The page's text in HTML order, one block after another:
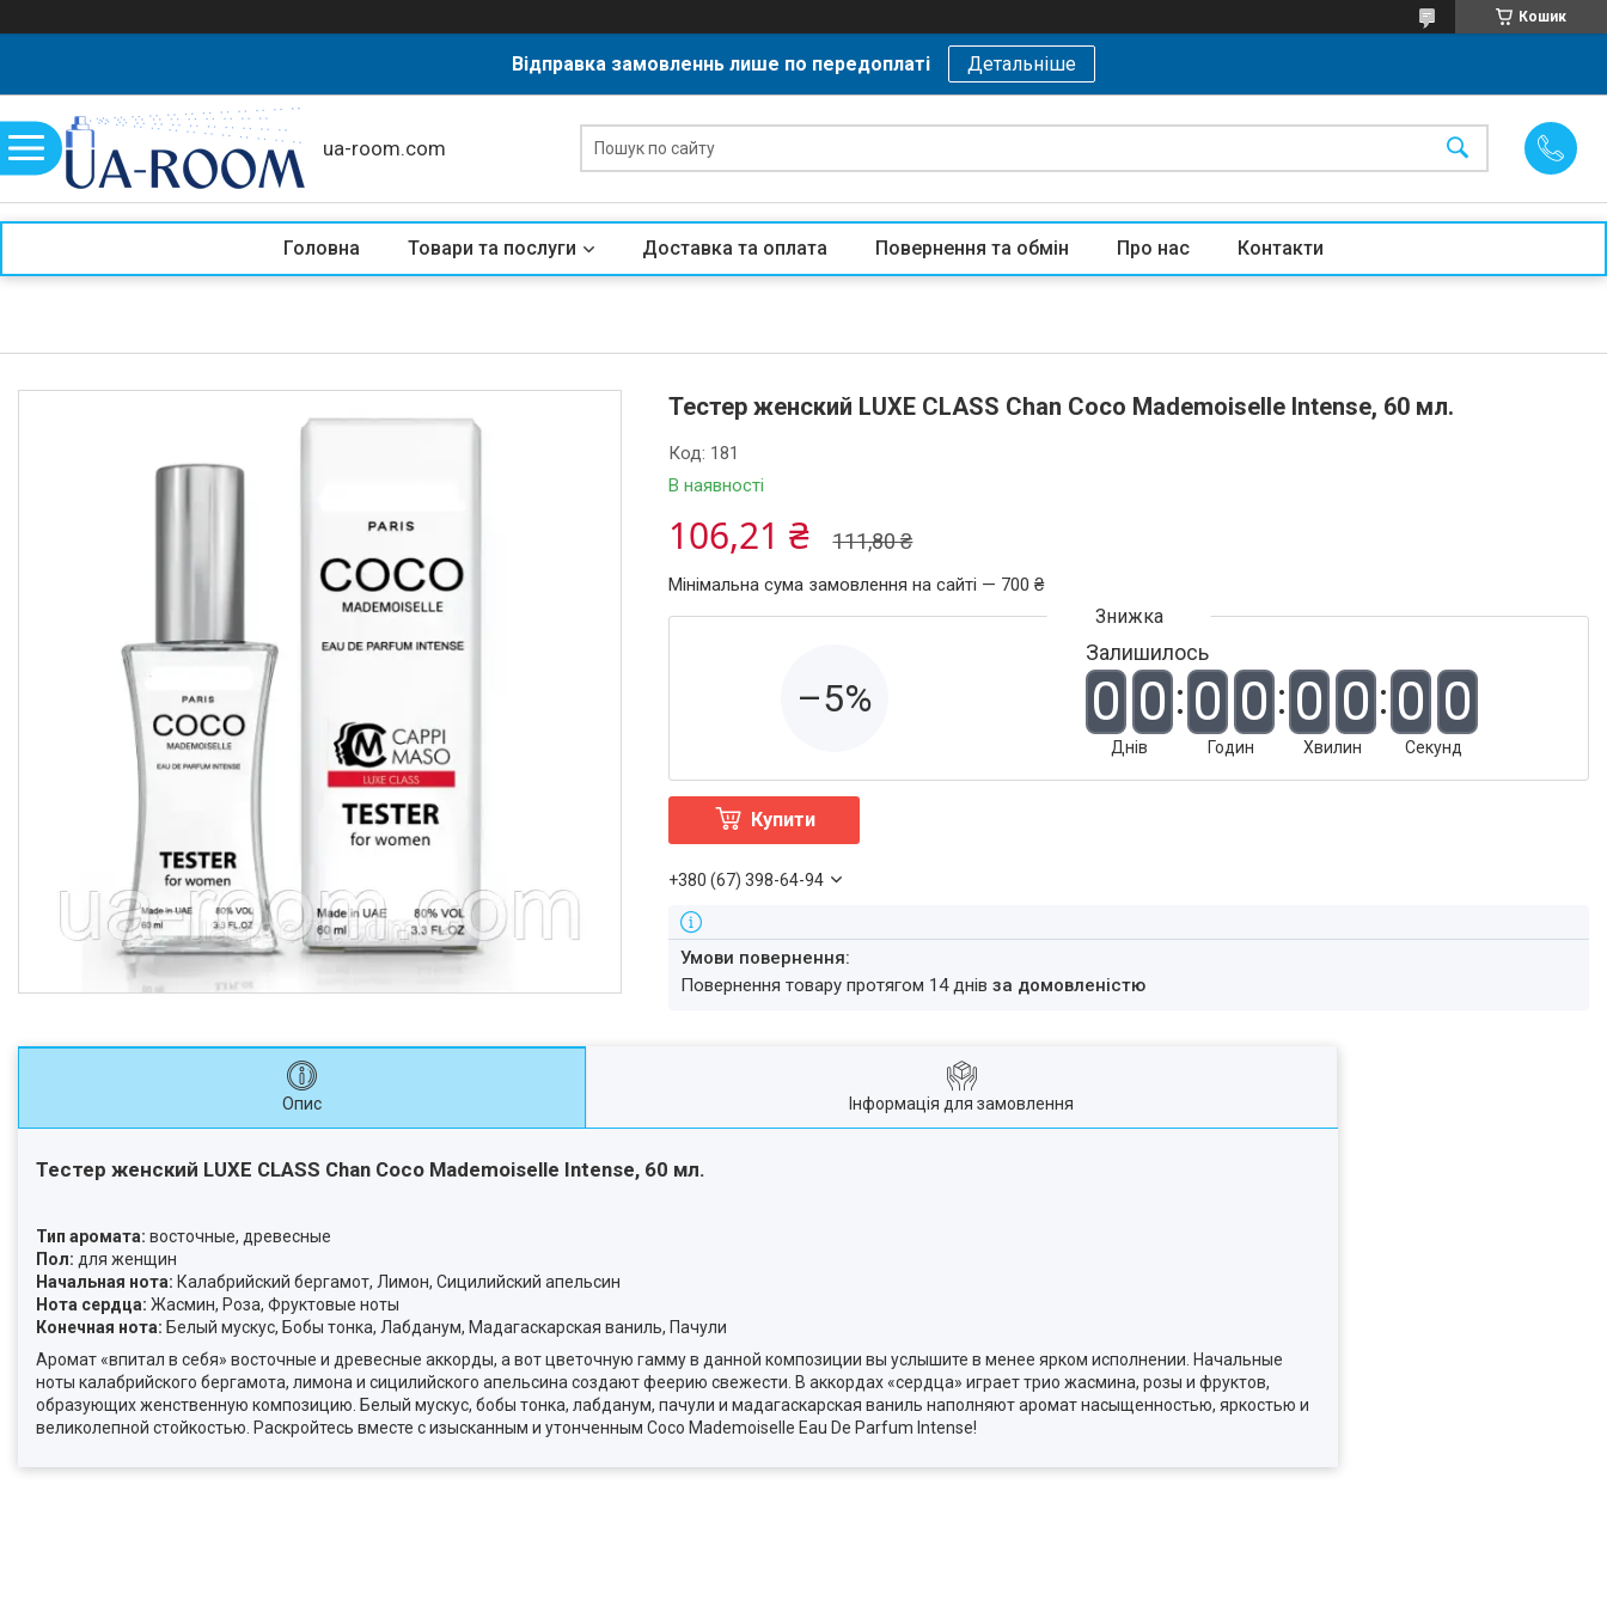
Кошик
Відправка замовленнь лише по передоплаті Детальніше
ua-room.com
Головна Товари та послуги Доставка та оплата Повернення та обмін Про нас Контакти
Тестер женский LUXE CLASS Chan Coco Mademoiselle Intense, 60 мл.
В наявності
Код: 181
111,80 ₴
106,21 ₴
Мінімальна сума замовлення на сайті — 700 ₴
–5%
Залишилось
0 0
Днів
0 0
Годин
0 0
Хвилин
0 0
Секунд
Купити
+380 (67) 398-64-94
повернення товару протягом 14 днівза домовленістю
Опис Інформація для замовлення
Тестер женский LUXE CLASS Chan Coco Mademoiselle Intense, 60 мл.
Тип аромата: восточные, древесные
Пол: для женщин
Начальная нота: Калабрийский бергамот, Лимон, Сицилийский апельсин
Нота сердца: Жасмин, Роза, Фруктовые ноты
Конечная нота: Белый мускус, Бобы тонка, Лабданум, Мадагаскарская ваниль, Пачули
Аромат «впитал в себя» восточные и древесные аккорды, а вот цветочную гамму в данной композиции вы услышите в менее ярком исполнении. Начальные
ноты калабрийского бергамота, лимона и сицилийского апельсина создают феерию свежести. В аккордах «сердца» играет трио жасмина, розы и фруктов,
образующих женственную композицию. Белый мускус, бобы тонка, лабданум, пачули и мадагаскарская ваниль наполняют аромат насыщенностью, яркостью и
великолепной стойкостью. Раскройтесь вместе с изысканным и утонченным Coco Mademoiselle Eau De Parfum Intensе!